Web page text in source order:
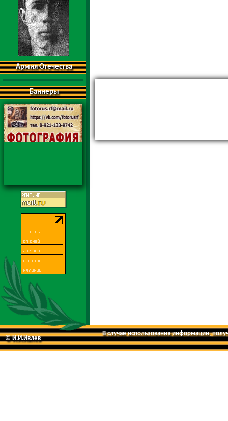
Армия Отечества
Баннеры
© И.И.Ивлев
В случае использования информации,